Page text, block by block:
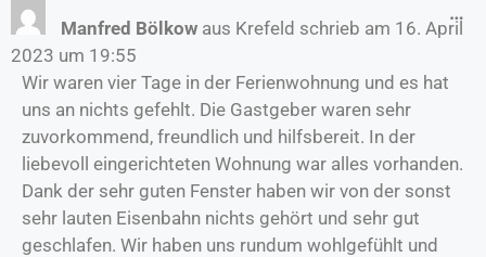
Manfred Bölkow aus Krefeld schrieb am 16. April
2023 um 19:55
Wir waren vier Tage in der Ferienwohnung und es hat
uns an nichts gefehlt. Die Gastgeber waren sehr
zuvorkommend, freundlich und hilfsbereit. In der
liebevoll eingerichteten Wohnung war alles vorhanden.
Dank der sehr guten Fenster haben wir von der sonst
sehr lauten Eisenbahn nichts gehört und sehr gut
geschlafen. Wir haben uns rundum wohlgefühlt und
…